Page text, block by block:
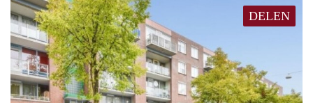
DELEN